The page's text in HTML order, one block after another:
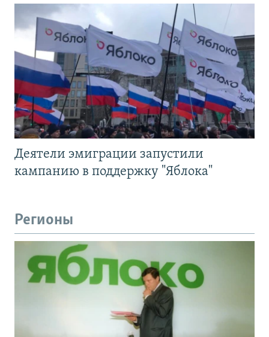
Деятели эмиграции запустили
кампанию в поддержку "Яблока"
Регионы